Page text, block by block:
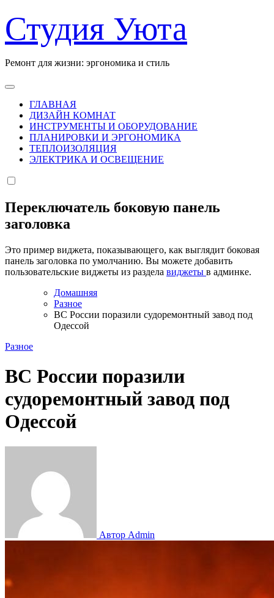
к
содержанию
Студия Уюта
Ремонт для жизни: эргономика и стиль
ГЛАВНАЯ
ДИЗАЙН КОМНАТ
ИНСТРУМЕНТЫ И ОБОРУДОВАНИЕ
ПЛАНИРОВКИ И ЭРГОНОМИКА
ТЕПЛОИЗОЛЯЦИЯ
ЭЛЕКТРИКА И ОСВЕЩЕНИЕ
Переключатель боковую панель
заголовка
Это пример виджета, показывающего, как выглядит боковая
панель заголовка по умолчанию. Вы можете добавить
пользовательские виджеты из раздела виджеты в админке.
Домашняя
Разное
ВС России поразили судоремонтный завод под
Одессой
Разное
ВС России поразили
судоремонтный завод под
Одессой
Автор Admin